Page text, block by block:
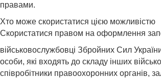
правами.
Хто може скористатися цією можливістю
Скористатися правом на оформлення
військовослужбовці Збройних Сил
особи, які входять до складу інших
співробітники правоохоронних органів,